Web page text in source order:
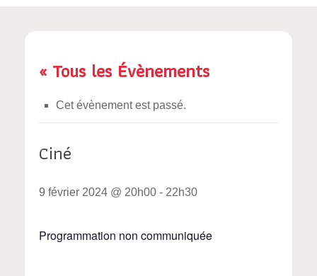
« Tous les Évènements
Cet évènement est passé.
Ciné
9 février 2024 @ 20h00 - 22h30
Programmation non communiquée